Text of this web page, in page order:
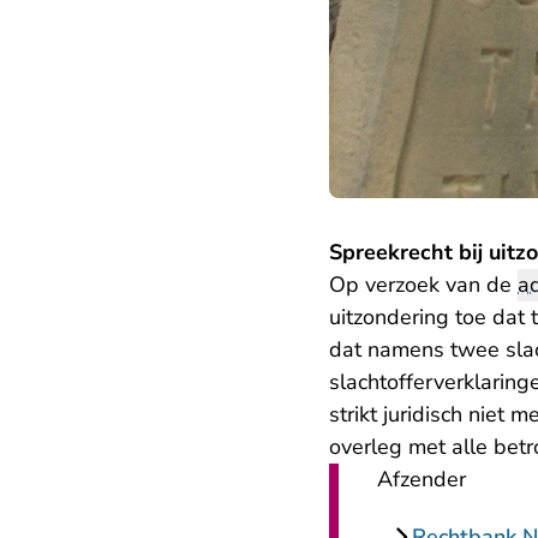
Spreekrecht bij
Op verzoek van de
uitzondering toe dat
dat namens twee
strikt juridisch niet
overleg met alle
Afzender